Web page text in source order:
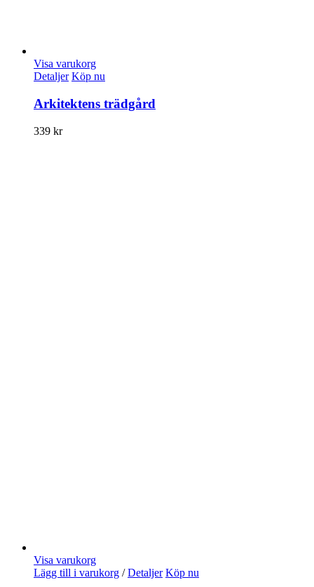
Visa varukorg
Detaljer Köp nu
Arkitektens trädgård
339 kr
Visa varukorg
Lägg till i varukorg / Detaljer Köp nu